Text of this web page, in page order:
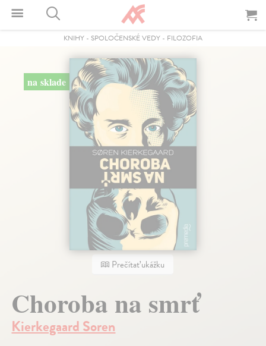
KNIHY - SPOLOČENSKÉ VEDY - FILOZOFIA
na sklade
Prečítať ukážku
Choroba na smrť
Kierkegaard Soren